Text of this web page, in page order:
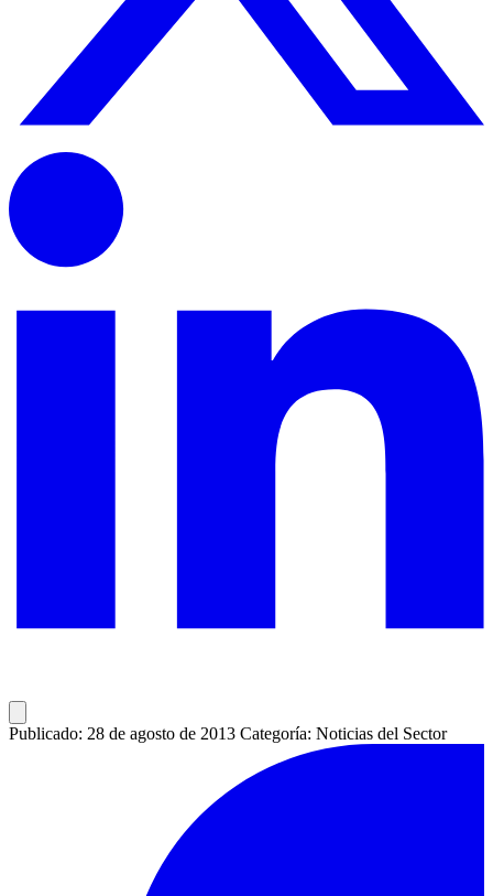
Publicado: 28 de agosto de 2013 Categoría: Noticias del Sector